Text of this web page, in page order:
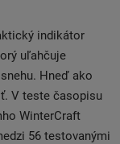
indikátor
uľahčuje
Hneď ako
V teste časopisu
WinterCraft
56 testovanými